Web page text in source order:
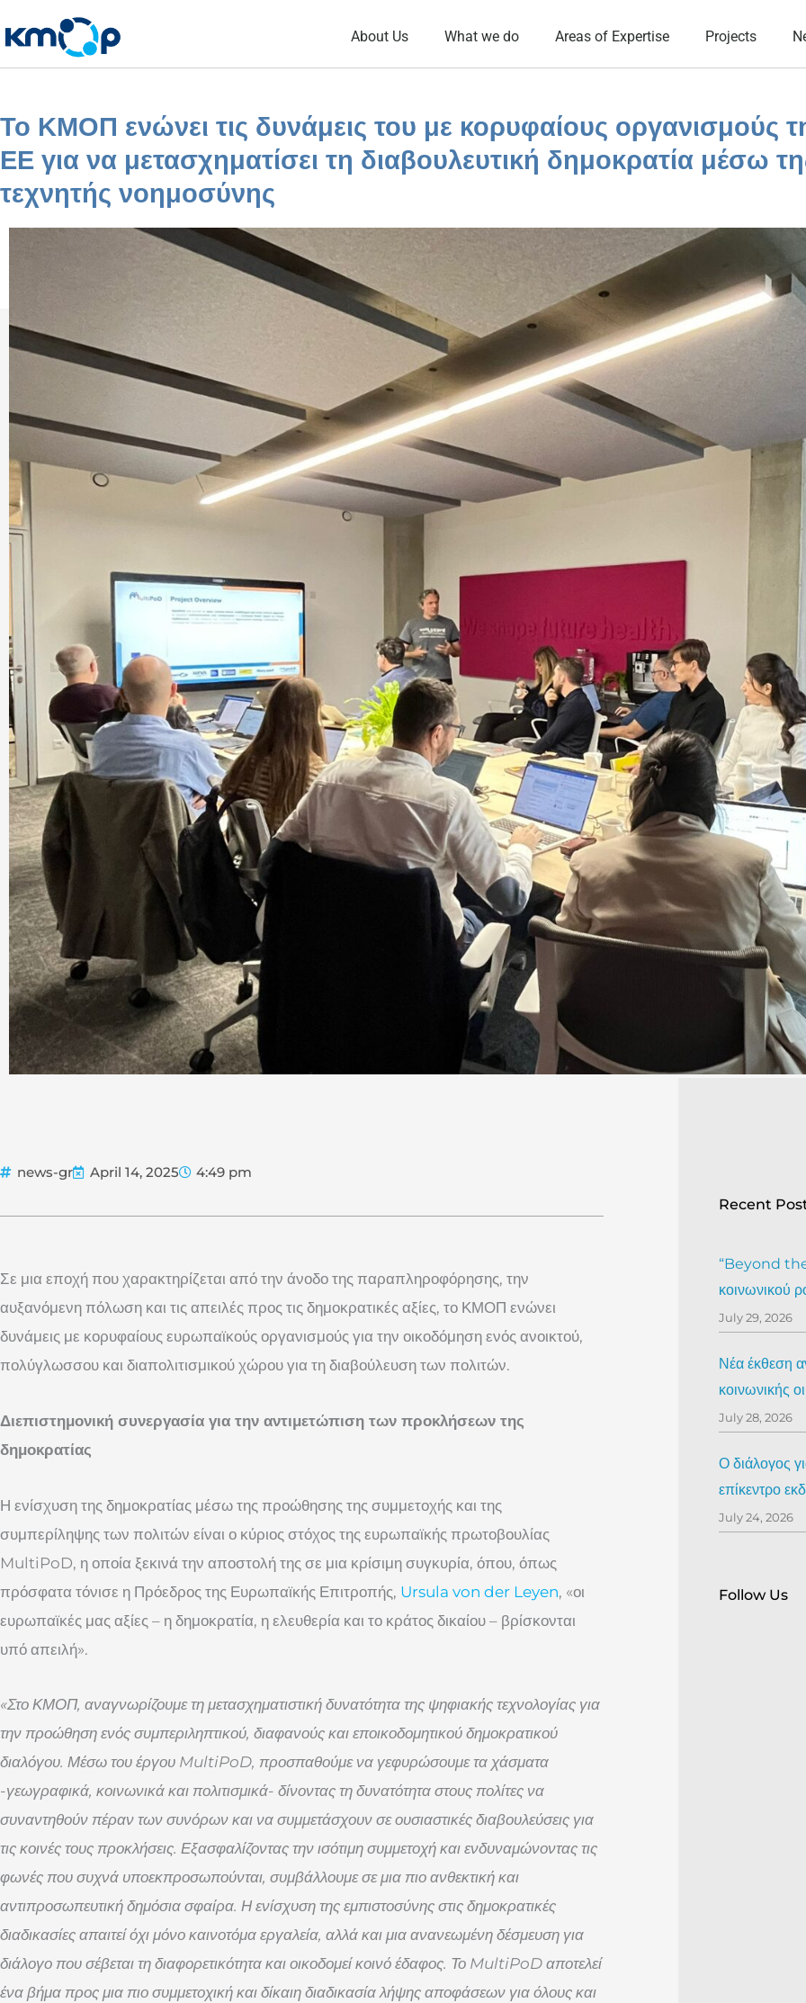
to
content
About Us What we do Areas of Expertise Projects
Το ΚΜΟΠ ενώνει τις δυνάμεις του με κορυφαίους οργανισμούς
ΕΕ για να μετασχηματίσει τη διαβουλευτική δημοκρατία μέσω
τεχνητής νοημοσύνης
news-gr April 14, 2025 4:49 pm
Σε μια εποχή που χαρακτηρίζεται από την άνοδο της παραπληροφόρησης, την
αυξανόμενη πόλωση και τις απειλές προς τις δημοκρατικές αξίες, το ΚΜΟΠ ενώνει
δυνάμεις με κορυφαίους ευρωπαϊκούς οργανισμούς για την οικοδόμηση ενός ανοικτού,
πολύγλωσσου και διαπολιτισμικού χώρου για τη διαβούλευση των πολιτών.
Διεπιστημονική συνεργασία για την αντιμετώπιση των προκλήσεων της
δημοκρατίας
Η ενίσχυση της δημοκρατίας μέσω της προώθησης της συμμετοχής και της
συμπερίληψης των πολιτών είναι ο κύριος στόχος της ευρωπαϊκής πρωτοβουλίας
MultiPoD, η οποία ξεκινά την αποστολή της σε μια κρίσιμη συγκυρία, όπου, όπως
πρόσφατα τόνισε η Πρόεδρος της Ευρωπαϊκής Επιτροπής, Ursula von der Leyen, «οι
ευρωπαϊκές μας αξίες – η δημοκρατία, η ελευθερία και το κράτος δικαίου – βρίσκονται
υπό απειλή».
«Στο ΚΜΟΠ, αναγνωρίζουμε τη μετασχηματιστική δυνατότητα της ψηφιακής τεχνολογίας για
την προώθηση ενός συμπεριληπτικού, διαφανούς και εποικοδομητικού δημοκρατικού
διαλόγου. Μέσω του έργου MultiPoD, προσπαθούμε να γεφυρώσουμε τα χάσματα
-γεωγραφικά, κοινωνικά και πολιτισμικά- δίνοντας τη δυνατότητα στους πολίτες να
συναντηθούν πέραν των συνόρων και να συμμετάσχουν σε ουσιαστικές διαβουλεύσεις για
τις κοινές τους προκλήσεις. Εξασφαλίζοντας την ισότιμη συμμετοχή και ενδυναμώνοντας τις
φωνές που συχνά υποεκπροσωπούνται, συμβάλλουμε σε μια πιο ανθεκτική και
αντιπροσωπευτική δημόσια σφαίρα. Η ενίσχυση της εμπιστοσύνης στις δημοκρατικές
διαδικασίες απαιτεί όχι μόνο καινοτόμα εργαλεία, αλλά και μια ανανεωμένη δέσμευση για
διάλογο που σέβεται τη διαφορετικότητα και οικοδομεί κοινό έδαφος. Το MultiPoD αποτελεί
ένα βήμα προς μια πιο συμμετοχική και δίκαιη διαδικασία λήψης αποφάσεων για όλους και
Recent
“Beyond the
κοινωνικού
July 29, 2026
Νέα έκθεση
κοινωνικής
July 28, 2026
Ο διάλογος
επίκεντρο
July 24, 2026
Follow Us